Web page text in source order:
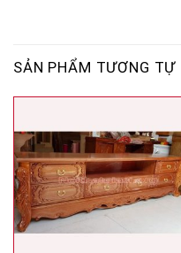
SẢN PHẨM TƯƠNG TỰ